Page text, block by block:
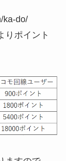
ka-do/
りポイント